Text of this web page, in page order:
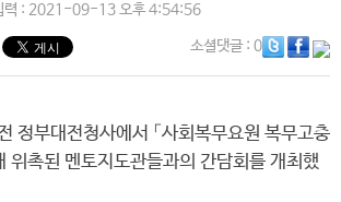
력 : 2021-09-13 오후 4:54:56
소셜댓글: 0
정부대전청사에서 「사회복무요원 복무고충
위촉된 멘토지도관들과의 간담회를 개최했